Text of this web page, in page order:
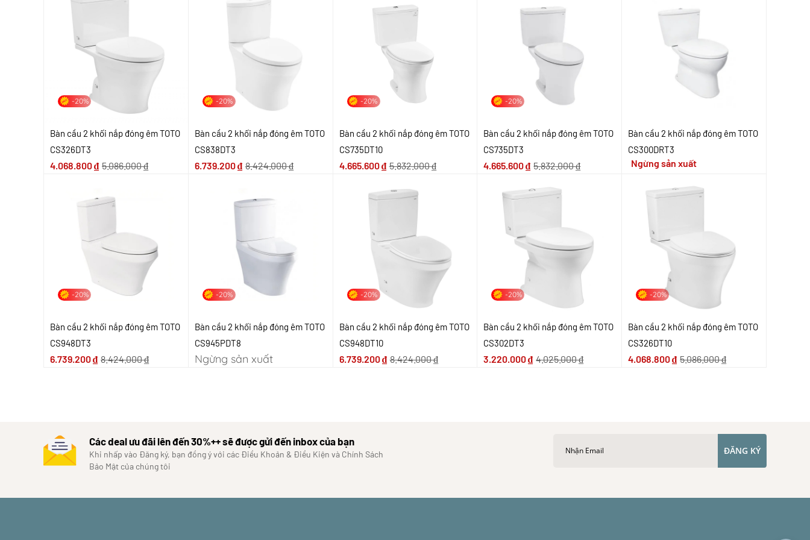
-20%
Bàn cầu 2 khối nắp đóng êm TOTO
CS326DT3
4.068.800₫ 5.086.000₫
-20%
Bàn cầu 2 khối nắp đóng êm TOTO
CS838DT3
6.739.200₫ 8.424.000₫
-20%
Bàn cầu 2 khối nắp đóng êm TOTO
CS735DT10
4.665.600₫ 5.832.000₫
-20%
Bàn cầu 2 khối nắp đóng êm TOTO
CS735DT3
4.665.600₫ 5.832.000₫
Bàn cầu 2 khối nắp đóng êm TOTO
CS300DRT3
Ngừng sản xuất
-20%
Bàn cầu 2 khối nắp đóng êm TOTO
CS948DT3
6.739.200₫ 8.424.000₫
-20%
Bàn cầu 2 khối nắp đóng êm TOTO
CS945PDT8
Ngừng sản xuất
-20%
Bàn cầu 2 khối nắp đóng êm TOTO
CS948DT10
6.739.200₫ 8.424.000₫
-20%
Bàn cầu 2 khối nắp đóng êm TOTO
CS302DT3
3.220.000₫ 4.025.000₫
-20%
Bàn cầu 2 khối nắp đóng êm TOTO
CS326DT10
4.068.800₫ 5.086.000₫
Các deal ưu đãi lên đến 30%++ sẽ được gửi đến inbox của bạn
Khi nhấp vào Đăng ký, bạn đồng ý với các Điều Khoản & Điều Kiện và Chính Sách
Bảo Mật của chúng tôi
ĐĂNG KÝ